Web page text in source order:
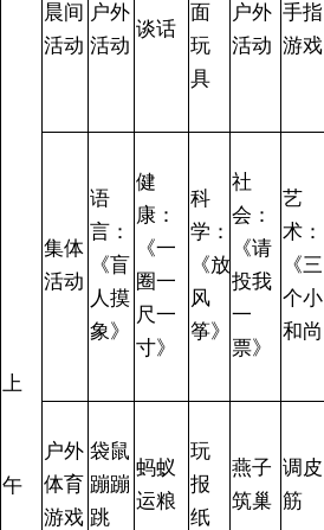
上
午
晨间
活动
户外
活动
谈话
面
玩
具
户外
活动
手指
游戏
集体
活动
语
言：
《盲
人摸
象》
健
康：
《一
圈一
尺一
寸》
科
学：
《放
风
筝》
社
会：
《请
投我
一
票》
艺
术：
《三
个小
和尚
户外
体育
游戏
袋鼠
蹦蹦
跳
蚂蚁
运粮
玩
报
纸
燕子
筑巢
调皮
筋